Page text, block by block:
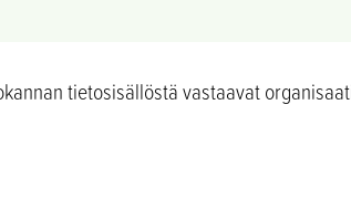
tietosisällöstä vastaavat